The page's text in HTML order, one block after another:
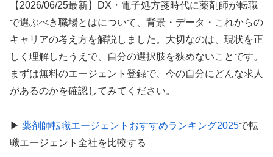
【2026/06/25最新】DX・電子処方箋時代に薬剤師が転職
で選ぶべき職場とはについて、背景・データ・これからの
キャリアの考え方を解説しました。大切なのは、現状を正
しく理解したうえで、自分の選択肢を狭めないことです。
まずは無料のエージェント登録で、今の自分にどんな求人
があるのかを確認してみてください。
▶ 薬剤師転職エージェントおすすめランキング2025で転
職エージェント全社を比較する